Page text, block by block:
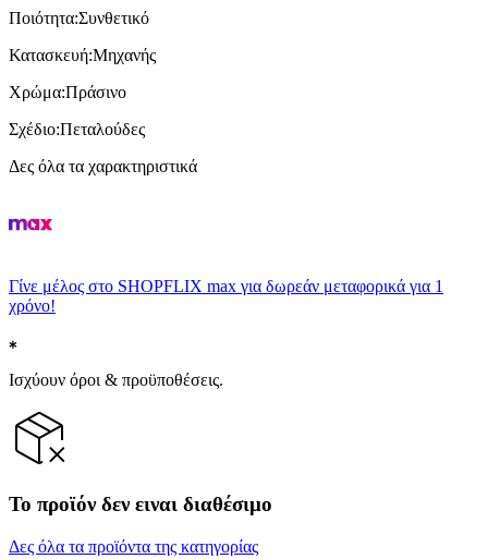
Ποιότητα:Συνθετικό
Κατασκευή:Μηχανής
Χρώμα:Πράσινο
Σχέδιο:Πεταλούδες
Δες όλα τα χαρακτηριστικά
Γίνε μέλος στο SHOPFLIX max για δωρεάν μεταφορικά για 1
χρόνο!
Ισχύουν όροι & προϋποθέσεις.
Το προϊόν δεν ειναι διαθέσιμο
Δες όλα τα προϊόντα της κατηγορίας